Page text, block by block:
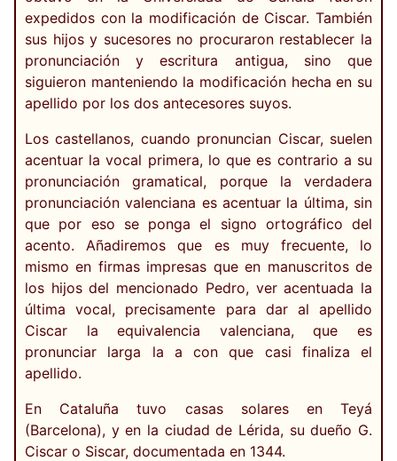
expedidos con la modificación de Ciscar. También
sus hijos y sucesores no procuraron restablecer la
pronunciación y escritura antigua, sino que
siguieron manteniendo la modificación hecha en su
apellido por los dos antecesores suyos.
Los castellanos, cuando pronuncian Ciscar, suelen
acentuar la vocal primera, lo que es contrario a su
pronunciación gramatical, porque la verdadera
pronunciación valenciana es acentuar la última, sin
que por eso se ponga el signo ortográfico del
acento. Añadiremos que es muy frecuente, lo
mismo en firmas impresas que en manuscritos de
los hijos del mencionado Pedro, ver acentuada la
última vocal, precisamente para dar al apellido
Ciscar la equivalencia valenciana, que es
pronunciar larga la a con que casi finaliza el
apellido.
En Cataluña tuvo casas solares en Teyá
(Barcelona), y en la ciudad de Lérida, su dueño G.
Ciscar o Siscar, documentada en 1344.